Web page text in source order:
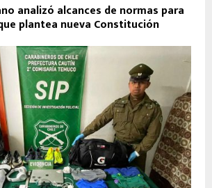
analizó alcances de normas para
plantea nueva Constitución